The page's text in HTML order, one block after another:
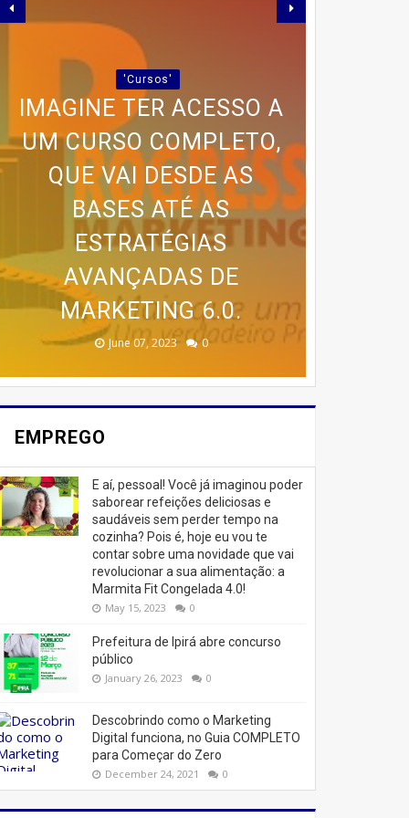
'Cursos'
🚨 ÚLTIMAS VAGAS EM
IPIRÁ! 🚨
February 23, 2026 0
PARCERIA LANÇA GUIA
PRÁTICO PARA QUEM
DESEJA EMAGRECER
SEM SAIR DE CASA
August 10, 2025 0
🍰 TRANSFORME SUA
PAIXÃO POR BOLOS EM
RENDA COM O CURSO DA
CASA DOS BOLOS
CASEIROS!
June 13, 2025 0
PROGRAMA AVANÇADO
DE TREINAMENTO DA
MEMÓRIA
July 07, 2023 0
'Cursos'
IMAGINE TER ACESSO A
UM CURSO COMPLETO,
QUE VAI DESDE AS
BASES ATÉ AS
ESTRATÉGIAS
AVANÇADAS DE
MARKETING 6.0.
June 07, 2023 0
EMPREGO
E aí, pessoal! Você já imaginou poder
saborear refeições deliciosas e
saudáveis ​​sem perder tempo na
cozinha? Pois é, hoje eu vou te
contar sobre uma novidade que vai
revolucionar a sua alimentação: a
Marmita Fit Congelada 4.0!
May 15, 2023 0
Prefeitura de Ipirá abre concurso
público
January 26, 2023 0
Descobrindo como o Marketing
Digital funciona, no Guia COMPLETO
para Começar do Zero
December 24, 2021 0